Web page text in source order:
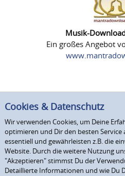
Musik-
Ein großes Angebot
Cookies & Datenschutz
Wir verwenden Cookies, um Deine
optimieren und Dir den besten Service
essentiell und gewährleisten z.B. die
Website. Durch die weitere Nutzung
"Akzeptieren" stimmst Du der
Detaillierte Informationen und wie Du